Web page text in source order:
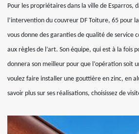
Pour les propriétaires dans la ville de Esparros,
l’intervention du couvreur DF Toiture, 65 pour
vous donne des garanties de qualité de service
aux règles de l’art. Son équipe, qui est à la fois
donnera son meilleur pour que l’opération soit
voulez faire installer une gouttière en zinc, en
savoir plus sur ses réalisations, choisissez de